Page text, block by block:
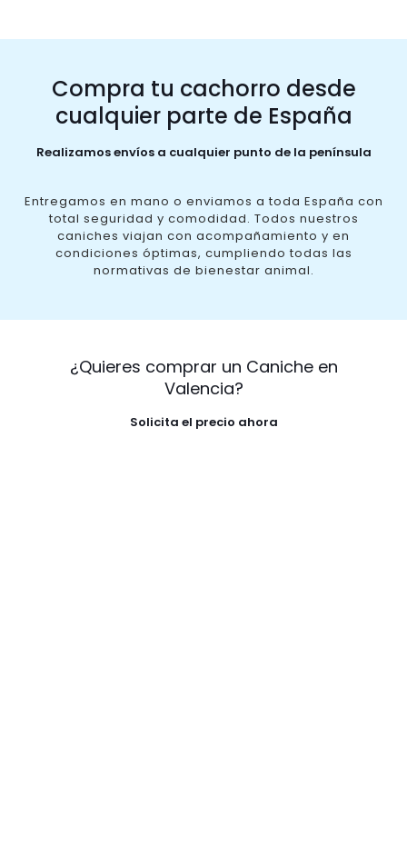
Compra tu cachorro desde
cualquier parte de España
Realizamos envíos a cualquier punto de la península
Entregamos en mano o enviamos a toda España con
total seguridad y comodidad. Todos nuestros
caniches viajan con acompañamiento y en
condiciones óptimas, cumpliendo todas las
normativas de bienestar animal.
¿Quieres comprar un Caniche en
Valencia?
Solicita el precio ahora